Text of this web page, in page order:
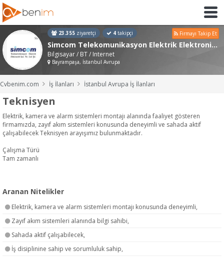
23.355 ziyaretçi 4 takipçi Firmayı Takip Et
Simcom Telekomunikasyon Elektrik Elektronik San ve Tic Ltd Şti
Bilgisayar / BT / Internet
Bayrampaşa, İstanbul Avrupa
Cvbenim.com İş İlanları İstanbul Avrupa İş İlanları
Teknisyen
Elektrik, kamera ve alarm sistemleri montajı alanında faaliyet gösteren
firmamızda, zayıf akım sistemleri konusunda deneyimli ve sahada aktif
çalışabilecek Teknisyen arayışımız bulunmaktadır.
Çalışma Türü
Tam zamanlı
Aranan Nitelikler
Elektrik, kamera ve alarm sistemleri montajı konusunda deneyimli,
Zayıf akım sistemleri alanında bilgi sahibi,
Sahada aktif çalışabilecek,
İş disiplinine sahip ve sorumluluk sahip,